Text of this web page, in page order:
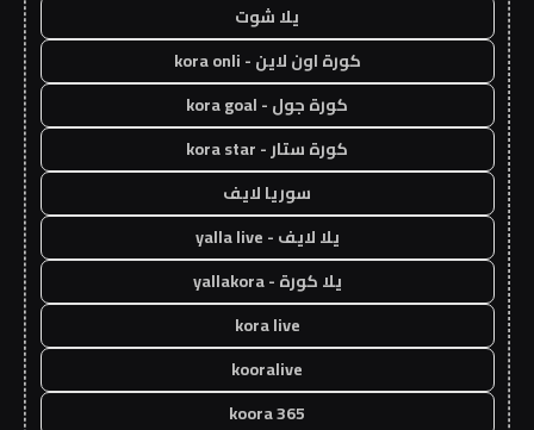
يلا شوت
كورة اون لاين - kora onli
كورة جول - kora goal
كورة ستار - kora star
سوريا لايف
يلا لايف - yalla live
يلا كورة - yallakora
kora live
kooralive
koora 365